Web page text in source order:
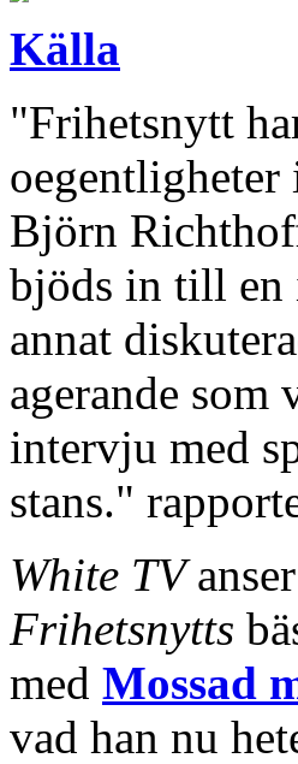
Källa
"Frihetsnytt
oegentligheter
Björn
bjöds in till en
annat
agerande som
intervju med
stans."
White TV
Frihetsnytts
med Mossad
vad han nu